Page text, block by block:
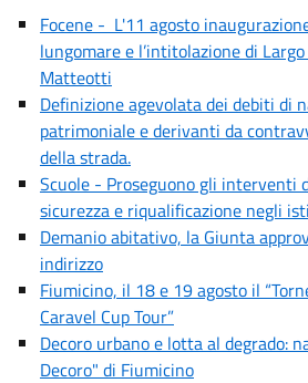
Focene - L'11 agosto
lungomare e l’intitolazione di
Matteotti
Definizione agevolata dei debiti di
patrimoniale e derivanti da
della strada.
Scuole - Proseguono gli interventi
sicurezza e riqualificazione negli
Demanio abitativo, la Giunta
indirizzo
Fiumicino, il 18 e 19 agosto il
Caravel Cup Tour”
Decoro urbano e lotta al degrado:
Decoro" di Fiumicino